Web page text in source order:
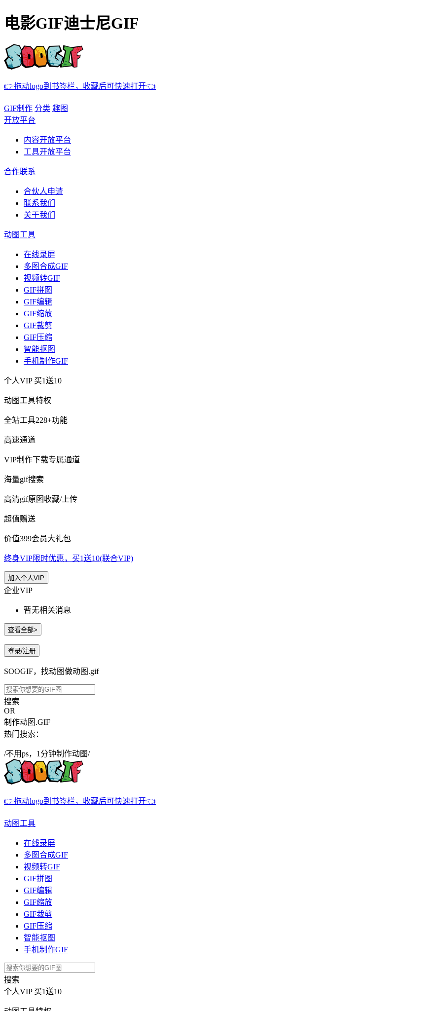
电影GIF迪士尼GIF
👉拖动logo到书签栏，收藏后可快速打开👈
GIF制作 分类 趣图
开放平台
内容开放平台
工具开放平台
合作联系
合伙人申请
联系我们
关于我们
动图工具
在线录屏
多图合成GIF
视频转GIF
GIF拼图
GIF编辑
GIF缩放
GIF裁剪
GIF压缩
智能抠图
手机制作GIF
个人VIP 买1送10
动图工具特权
全站工具228+功能
高速通道
VIP制作下载专属通道
海量gif搜索
高清gif原图收藏/上传
超值赠送
价值399会员大礼包
终身VIP限时优惠，买1送10(联合VIP)
加入个人VIP
企业VIP
暂无相关消息
查看全部>
登录/注册
SOOGIF，找动图做动图.gif
搜索
OR
制作动图.GIF
热门搜索：
/不用ps，1分钟制作动图/
👉拖动logo到书签栏，收藏后可快速打开👈
动图工具
在线录屏
多图合成GIF
视频转GIF
GIF拼图
GIF编辑
GIF缩放
GIF裁剪
GIF压缩
智能抠图
手机制作GIF
搜索
个人VIP 买1送10